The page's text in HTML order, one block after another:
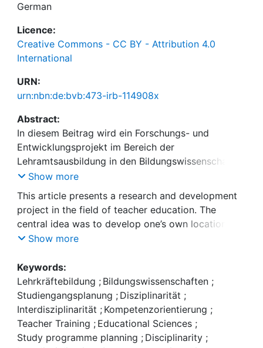
German
Licence:
Creative Commons - CC BY - Attribution 4.0
International
URN:
urn:nbn:de:bvb:473-irb-114908x
Abstract:
In diesem Beitrag wird ein Forschungs- und
Entwicklungsprojekt im Bereich der
Lehramtsausbildung in den Bildungswissenschaften
vorgestellt. Zentrale Idee war es vor dem
Hintergrund der Forschungsstands zum
bildungswissenschaftlichen Wissen den eigenen
Standort forschungsgeleitet weiterzuentwickeln.
Es werden die strukturellen Rahmenbedingungen
der Lehre in den Bildungswissenschaften in Bayern
abzeichnenden Herausforderungen der Vielfalt der
Fächer, der Versäulung des Studiums und der
fachlichen Überschneidungen bzw. Leerstellen der
Inhalte herausgearbeitet. Der Entwicklungsimpuls
erschien vor dem Hintergrund des
Forschungsstands zur bildungswissenschaftlichen
Show more
This article presents a research and development
project in the field of teacher education. The
central idea was to develop one’s own location in a
research-driven manner against the background of
structural conditions of educational science
teaching in Bavaria and the challenges arising from
the diversity of subjects, the pillarisation of the
study programme and the overlapping of subjects
or gaps in content are identified. Against the
background of the state of research on
Show more
Keywords:
Lehrkräftebildung ; Bildungswissenschaften ;
Studiengangsplanung ; Disziplinarität ;
Interdisziplinarität ; Kompetenzorientierung ;
Teacher Training ; Educational Sciences ;
Study programme planning ; Disciplinarity ;